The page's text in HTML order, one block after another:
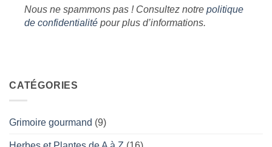
Nous ne spammons pas ! Consultez notre politique
de confidentialité pour plus d’informations.
CATÉGORIES
Grimoire gourmand (9)